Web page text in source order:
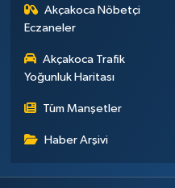
Akçakoca Nöbetçi
Eczaneler
Akçakoca Trafik
Yoğunluk Haritası
Tüm Manşetler
Haber Arşivi